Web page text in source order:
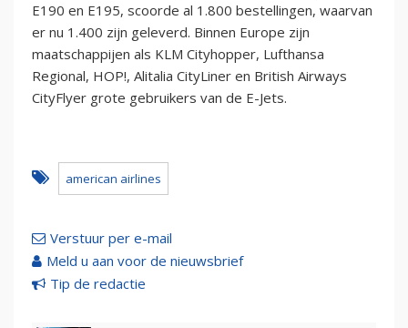
E190 en E195, scoorde al 1.800 bestellingen, waarvan
er nu 1.400 zijn geleverd. Binnen Europe zijn
maatschappijen als KLM Cityhopper, Lufthansa
Regional, HOP!, Alitalia CityLiner en British Airways
CityFlyer grote gebruikers van de E-Jets.
american airlines
Verstuur per e-mail
Meld u aan voor de nieuwsbrief
Tip de redactie